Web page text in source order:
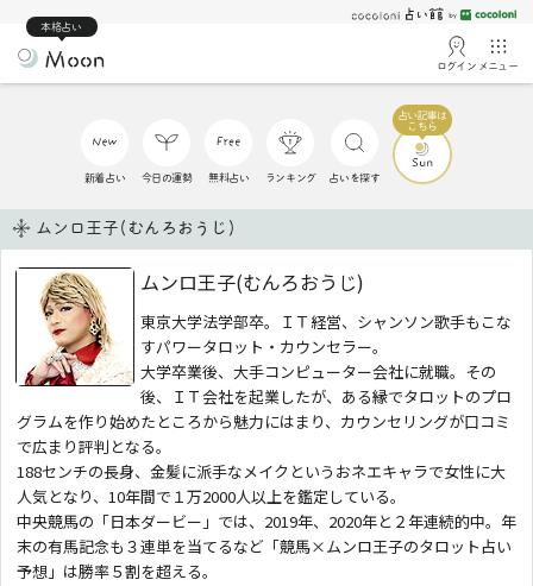
本格占い
ログイン メニュー
新着占い 今日の運勢 無料占い ランキング 占いを探す
ムンロ王子(むんろおうじ)
ムンロ王子(むんろおうじ)
東京大学法学部卒。ＩＴ経営、シャンソン歌手もこな
すパワータロット・カウンセラー。
大学卒業後、大手コンピューター会社に就職。その
後、ＩＴ会社を起業したが、ある縁でタロットのプロ
グラムを作り始めたところから魅力にはまり、カウンセリングが口コミ
で広まり評判となる。
188センチの長身、金髪に派手なメイクというおネエキャラで女性に大
人気となり、10年間で１万2000人以上を鑑定している。
中央競馬の「日本ダービー」では、2019年、2020年と２年連続的中。年
末の有馬記念も３連単を当てるなど「競馬×ムンロ王子のタロット占い
予想」は勝率５割を超える。